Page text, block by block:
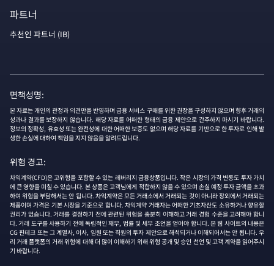
파트너
추천인 파트너 (IB)
면책성명:
본 자료는 개인의 관정과 의견만을 반영하며 금융 서비스 구매를 위한 권장을 구성하지 않으며 향후 거래의
성과나 결과를 보장하지 않습니다. 해당 자료를 어떠한 형태의 금융 제안으로 간주하지 마시기 바랍니다.
정보의 정확성, 유효성 또는 완전성에 대한 어떠한 보증도 없으며 해당 자료를 기반으로 한 투자로 인해 발
생한 손실에 대하여 책임을 지지 않음을 알려드립니다.
위험 경고:
차익계약(CFD)은 고위험을 포함할 수 있는 레버리지 금융상품입니다. 작은 시장의 가격 변동도 투자 가치
에 큰 영향을 미칠 수 있습니다. 본 상품은 고객님에게 적합하지 않을 수 있으며 손실 예정 투자 금액을 초과
하여 위험을 부담해서는 안 됩니다. 차익계약은 모든 거래소에서 거래되는 것이 아니라 장외에서 거래되는
제품이며 가격은 기본 시장을 기준으로 합니다. 차익계약 거래자는 어떠한 기초자산도 소유하거나 향유할
권리가 없습니다. 거래를 결정하기 전에 관련된 위험을 충분히 이해하고 거래 경험 수준을 고려해야 합니
다. 거래 도구를 사용하기 전에 독립적인 재무, 법률 및 세무 조언을 얻어야 합니다. 본 웹 사이트의 내용은
CG 핀테크 또는 그 계열사, 이사, 임원 또는 직원의 투자 제안으로 해석되거나 이해되어서는 안 됩니다. 우
리 거래 플랫폼의 거래 위험에 대해 더 많이 이해하기 위해 위험 공개 및 승인 선언 및 고객 계약을 읽어주시
기 바랍니다.